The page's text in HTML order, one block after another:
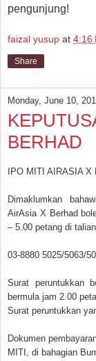
pengunjung!
faizal yusup at 4:16
Share
Monday, June 10,
BERHAD
IPO MITI AIRASIA X
Dimaklumkan
AirAsia X Berhad
– 5.00 petang di
03-8880 5025/5063/
Surat peruntukkan
bermula jam 2.00
Surat peruntukkan
Dokumen
MITI, di bahagian